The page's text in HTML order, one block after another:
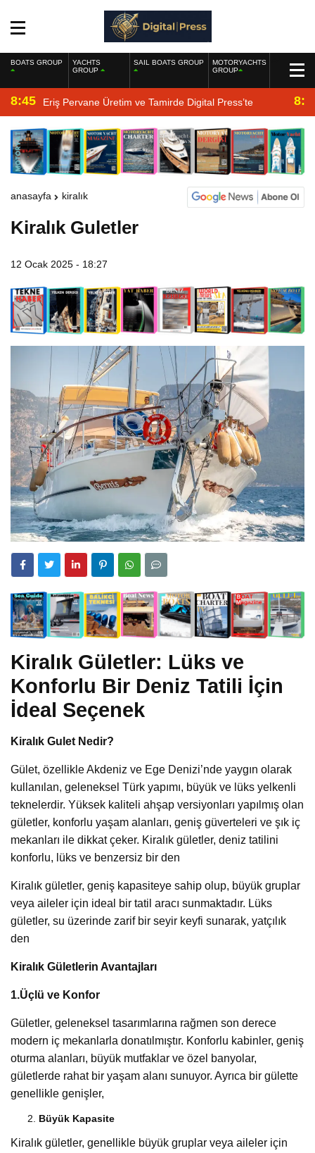
BOATS GROUP
YACHTS
GROUP
SAIL BOATS GROUP
MOTORYACHTS
GROUP
8:45 Eriş Pervane Üretim ve Tamirde Digital Press’te
anasayfa kiralık
Kiralık Guletler
12 Ocak 2025 - 18:27
Kiralık Gületler: Lüks ve
Konforlu Bir Deniz Tatili İçin
İdeal Seçenek
Kiralık Gulet Nedir?
Gület, özellikle Akdeniz ve Ege Denizi’nde yaygın olarak
kullanılan, geleneksel Türk yapımı, büyük ve lüks yelkenli
teknelerdir. Yüksek kaliteli ahşap versiyonları yapılmış olan
gületler, konforlu yaşam alanları, geniş güverteleri ve şık iç
mekanları ile dikkat çeker. Kiralık gületler, deniz tatilini
konforlu, lüks ve benzersiz bir den
Kiralık gületler, geniş kapasiteye sahip olup, büyük gruplar
veya aileler için ideal bir tatil aracı sunmaktadır. Lüks
gületler, su üzerinde zarif bir seyir keyfi sunarak, yatçılık
den
Kiralık Gületlerin Avantajları
1.Üçlü ve Konfor
Gületler, geleneksel tasarımlarına rağmen son derece
modern iç mekanlarla donatılmıştır. Konforlu kabinler, geniş
oturma alanları, büyük mutfaklar ve özel banyolar,
gületlerde rahat bir yaşam alanı sunuyor. Ayrıca bir gülette
genellikle genişler,
Büyük Kapasite
Kiralık gületler, genellikle büyük gruplar veya aileler için